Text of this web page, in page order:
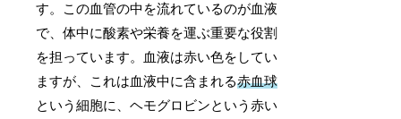
す。この血管の中を流れているのが血液
で、体中に酸素や栄養を運ぶ重要な役割
を担っています。血液は赤い色をしてい
ますが、これは血液中に含まれる赤血球
という細胞に、ヘモグロビンという赤い